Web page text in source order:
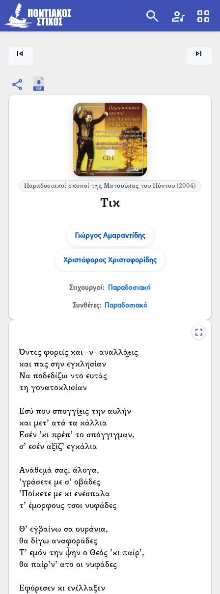
search artist view_cozy
skip_previous skip_next
share
Παραδοσιακοί σκοποί της Ματσούκας του Πόντου (2004)
Τικ
Γιώργος Αμαραντίδης
Χριστόφορος Χριστοφορίδης
Στιχουργοί: Παραδοσιακό
Συνθέτες: Παραδοσιακό
Όντες φορείς και -ν- αναλλά͜εις
και πας σην εγκλησίαν
Να ποδεδίζω ντο ευτάς
τη γονατοκλισίαν
Εσύ που σπογγί͜εις την αυλήν
και μετ’ ατά τα κάλλια
Εσέν ’κι πρέπ’ το σπόγγιγμαν,
σ’ εσέν αξίζ’ εγκάλια
Ανάθεμά σας, άλογα,
’γράσετε με σ’ οβάδες
’Ποίκετε με κι ενέσπαλα
τ’ έμορφους τσοι νυφάδες
Θ’ εγ̆βαίνω σα ουράνια,
θα δίγω αναφοράδες
Τ’ εμόν την ψ̌ην ο Θεός ’κι παίρ’,
θα παίρ’ν’ ατο οι νυφάδες
Εφόρεσεν κι ενέλλαξεν